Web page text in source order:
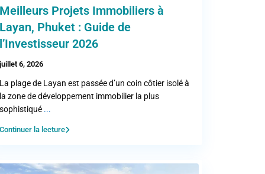
Meilleurs Projets Immobiliers à
Layan, Phuket : Guide de
l’Investisseur 2026
juillet 6, 2026
La plage de Layan est passée d’un coin côtier isolé à
la zone de développement immobilier la plus
sophistiqué ...
Continuer la lecture